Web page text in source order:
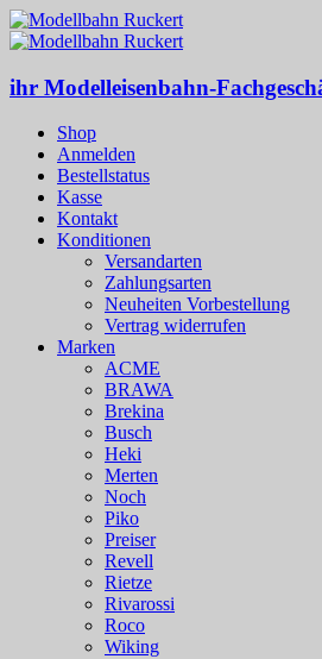
ihr Modelleisenbahn-
Shop
Anmelden
Bestellstatus
Kasse
Kontakt
Konditionen
Versandarten
Zahlungsarten
Neuheiten Vorbestellung
Vertrag widerrufen
Marken
ACME
BRAWA
Brekina
Busch
Heki
Merten
Noch
Piko
Preiser
Revell
Rietze
Rivarossi
Roco
Wiking